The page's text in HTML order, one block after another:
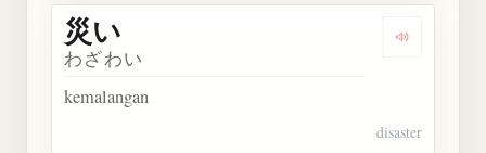
Dengarkan
災い
わざわい
kemalangan
disaster